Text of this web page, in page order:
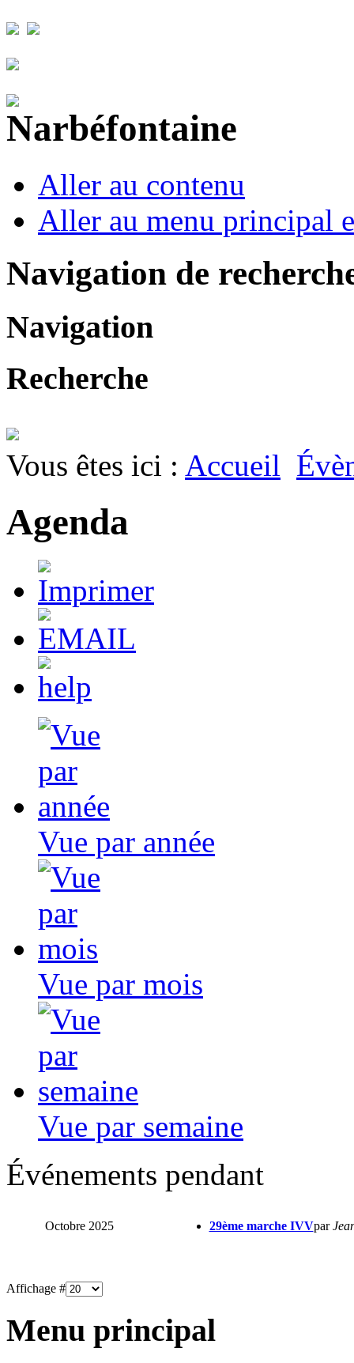
Aller au contenu
Aller au menu principal
Navigation de
Navigation
Recherche
Vous êtes ici : Accueil
Agenda
Vue par année
Vue par mois
Vue par semaine
Événements pendant
Octobre 2025 29ème marche IVVpar
Affichage #
Menu principal